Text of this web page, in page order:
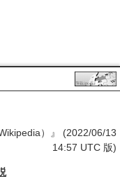
）』 (2022/06/13
14:57 UTC 版)